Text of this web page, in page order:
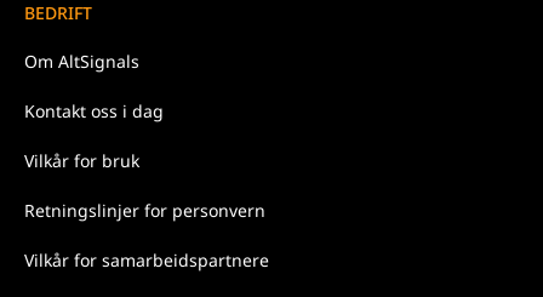
BEDRIFT
Om AltSignals
Kontakt oss i dag
Vilkår for bruk
Retningslinjer for personvern
Vilkår for samarbeidspartnere